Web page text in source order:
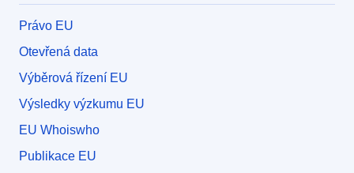
Právo EU
Otevřená data
Výběrová řízení EU
Výsledky výzkumu EU
EU Whoiswho
Publikace EU